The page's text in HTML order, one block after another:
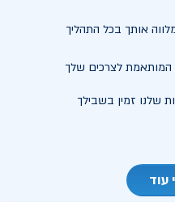
אותך בכל התהליך
המותאמת לצרכים שלך
שלנו זמין בשבילך
עוד